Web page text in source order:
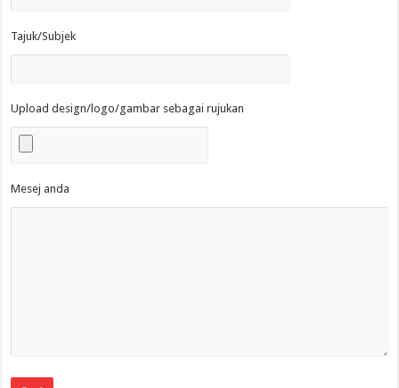
Tajuk/Subjek
Upload design/logo/gambar sebagai rujukan
Mesej anda